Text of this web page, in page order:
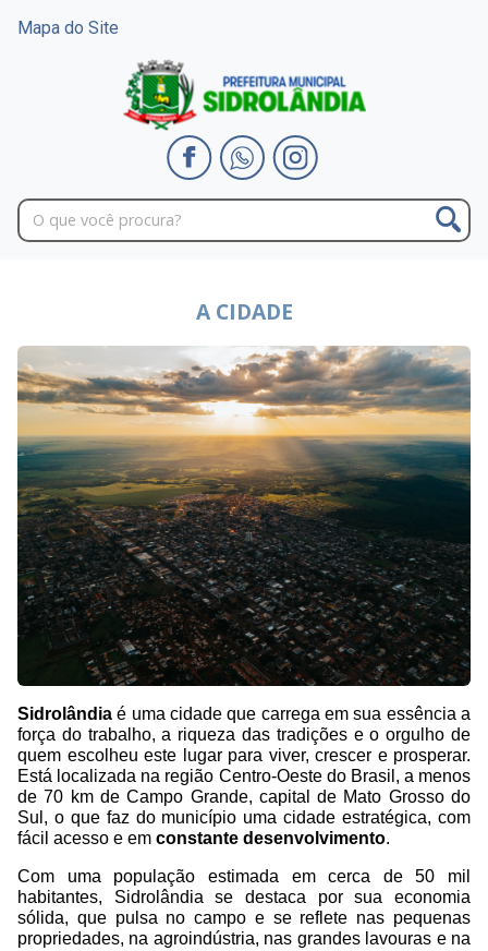
Mapa do Site
A CIDADE
Sidrolândia é uma cidade que carrega em sua essência a
força do trabalho, a riqueza das tradições e o orgulho de
quem escolheu este lugar para viver, crescer e prosperar.
Está localizada na região Centro-Oeste do Brasil, a menos
de 70 km de Campo Grande, capital de Mato Grosso do
Sul, o que faz do município uma cidade estratégica, com
fácil acesso e em constante desenvolvimento.
Com uma população estimada em cerca de 50 mil
habitantes, Sidrolândia se destaca por sua economia
sólida, que pulsa no campo e se reflete nas pequenas
propriedades, na agroindústria, nas grandes lavouras e na